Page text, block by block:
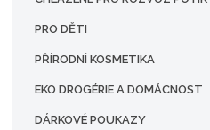
PRO DĚTI
PŘÍRODNÍ KOSMETIKA
EKO DROGÉRIE A DOMÁCNOST
DÁRKOVÉ POUKAZY